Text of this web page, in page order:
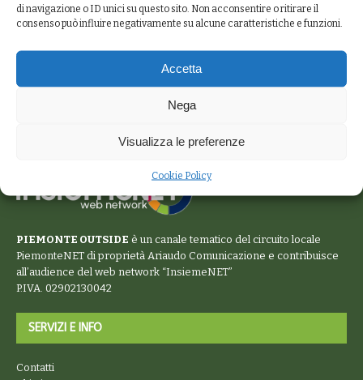
di navigazione o ID unici su questo sito. Non acconsentire o ritirare il
consenso può influire negativamente su alcune caratteristiche e funzioni.
Accetta
Nega
Visualizza le preferenze
Cookie Policy
PIEMONTE OUTSIDE è un canale tematico del circuito locale
PiemonteNET di proprietà Ariaudo Comunicazione e contribuisce
all’audience del web network “InsiemeNET”
P.IVA. 02902130042
SERVIZI E INFO
Contatti